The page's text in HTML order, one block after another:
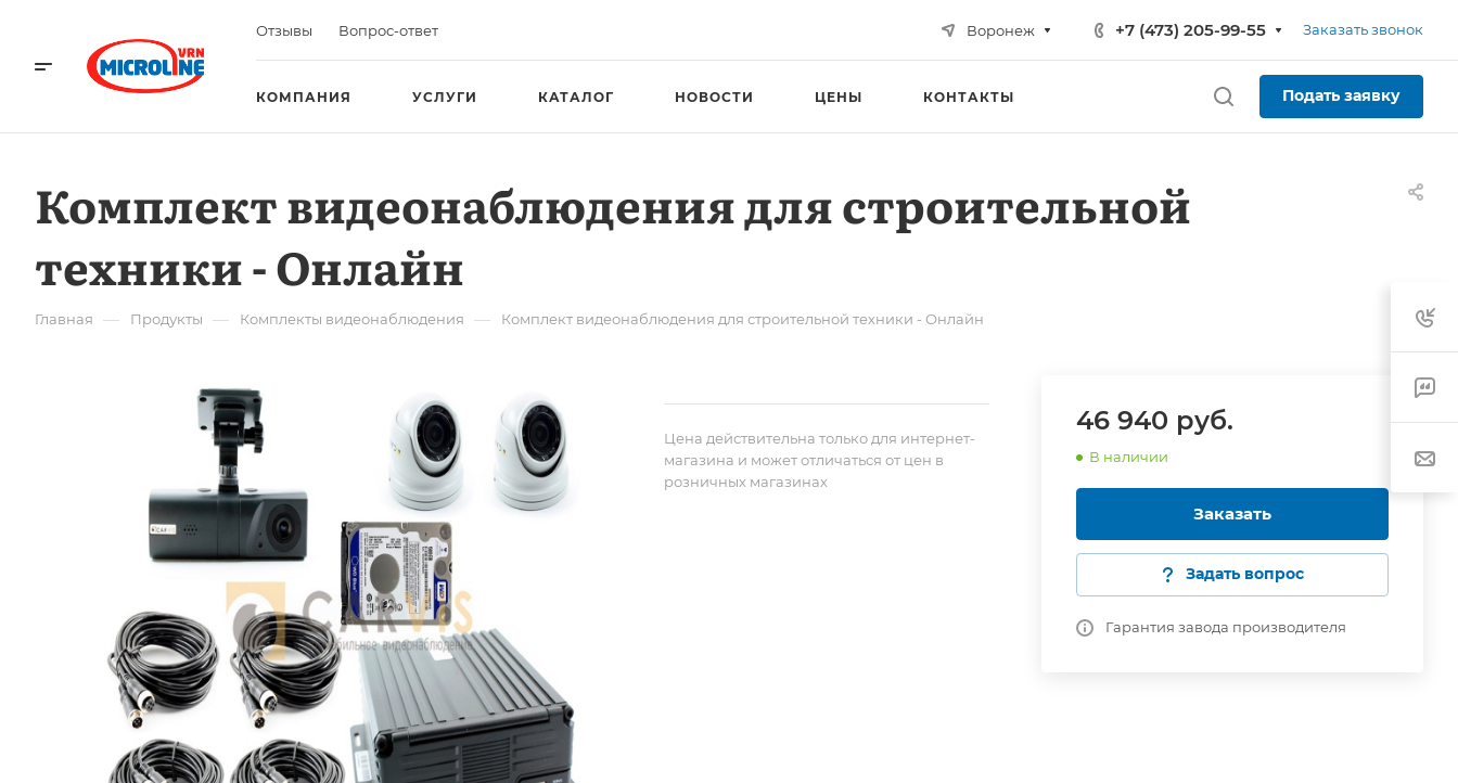
Отзывы Вопрос-ответ Воронеж +7 (473) 205-99-55 Заказать звонок
КОМПАНИЯ УСЛУГИ КАТАЛОГ НОВОСТИ ЦЕНЫ КОНТАКТЫ Подать заявку
Комплект видеонаблюдения для строительной
техники - Онлайн
Главная — Продукты — Комплекты видеонаблюдения — Комплект видеонаблюдения для строительной техники - Онлайн
46 940 руб.
В наличии
Заказать
Задать вопрос
Гарантия завода производителя
Цена действительна только для интернет-
магазина и может отличаться от цен в
розничных магазинах